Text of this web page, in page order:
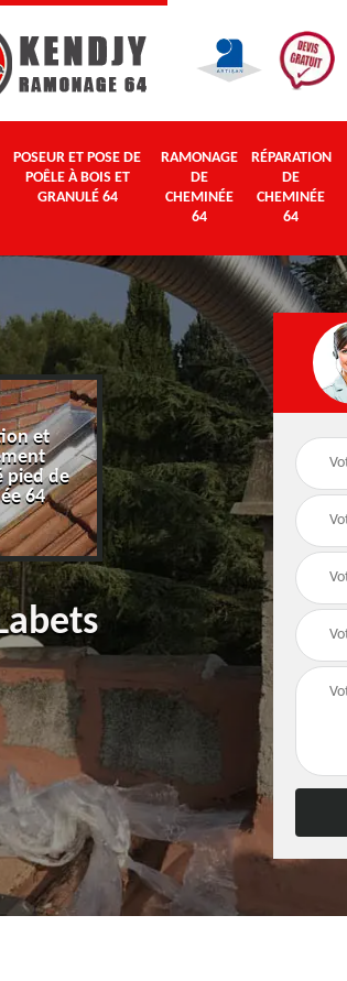
POSEUR ET POSE DE
POÊLE À BOIS ET
GRANULÉ 64
RAMONAGE
DE
CHEMINÉE
64
RÉPARATION
DE
CHEMINÉE
64
et
pied de
64
Ramonage 64